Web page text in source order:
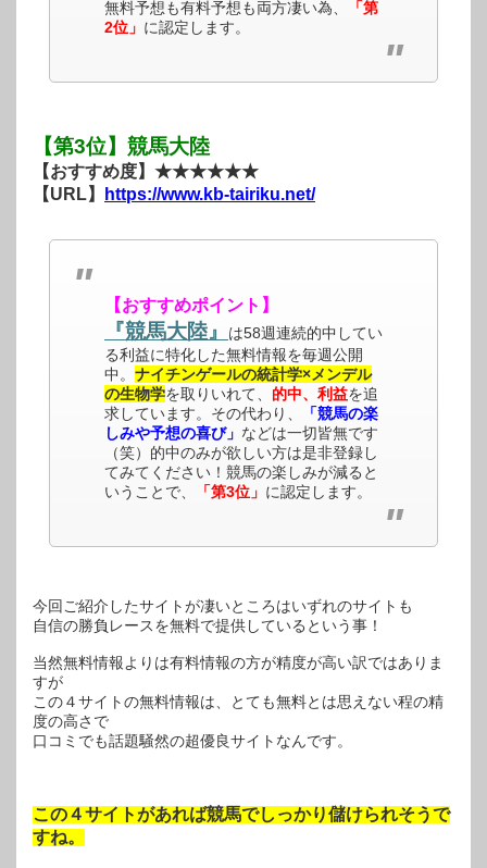
無料予想も有料予想も両方凄い為、
「第
2位」 に認定します。
【第3位】競馬大陸
【おすすめ度】★★★★★★
【URL】
https://www.kb-tairiku.net/
【おすすめポイント】
『競馬大陸』
は58週連続的中してい
る利益に特化した無料情報を毎週公開
中。 ナイチンゲールの統計学×メンデル
の生物学を取りいれて、 的中、利益を追
求しています。その代わり、
「競馬の楽
しみや予想の喜び」 などは一切皆無です
（笑）的中のみが欲しい方は是非登録し
てみてください！競馬の楽しみが減ると
いうことで、
「第3位」 に認定します。
今回ご紹介したサイトが凄いところはいずれのサイトも
自信の勝負レースを無料で提供しているという事！
当然無料情報よりは有料情報の方が精度が高い訳ではありま
すが
この４サイトの無料情報は、とても無料とは思えない程の精
度の高さで
口コミでも話題騒然の超優良サイトなんです。
この４サイトがあれば競馬でしっかり儲けられそうで
すね。